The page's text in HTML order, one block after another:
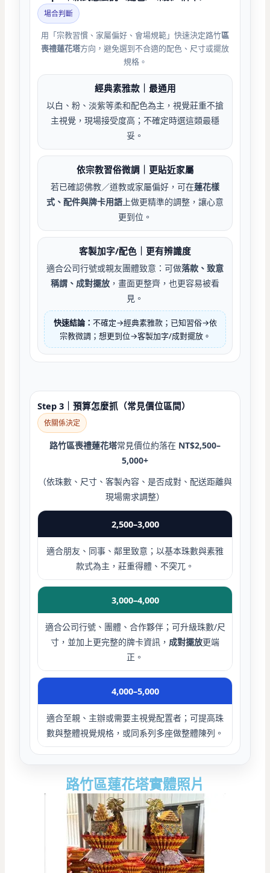
場合判斷
用「宗教習慣、家屬偏好、會場規範」快速決定路竹區
喪禮蓮花塔方向，避免選到不合適的配色、尺寸或擺放
規格。
經典素雅款｜最通用
以白、粉、淡紫等柔和配色為主，視覺莊重不搶
主視覺，現場接受度高；不確定時選這類最穩
妥。
依宗教習俗微調｜更貼近家屬
若已確認佛教／道教或家屬偏好，可在蓮花樣
式、配件與牌卡用語 上做更精準的調整，讓心意
更到位。
客製加字/配色｜更有辨識度
適合公司行號或親友團體致意：可做落款、致意
稱謂、成對擺放 ，畫面更整齊，也更容易被看
見。
快速結論： 不確定→經典素雅款；已知習俗→依
宗教微調；想更到位→客製加字/成對擺放。
Step 3｜預算怎麼抓（常見價位區間）
依關係決定
路竹區喪禮蓮花塔常見價位約落在 NT$2,500–
5,000+
（依珠數、尺寸、客製內容、是否成對、配送距離與
現場需求調整）
2,500–3,000
適合朋友、同事、鄰里致意；以基本珠數與素雅
款式為主，莊重得體、不突兀。
3,000–4,000
適合公司行號、團體、合作夥伴；可升級珠數/尺
寸，並加上更完整的牌卡資訊， 成對擺放更端
正。
4,000–5,000
適合至親、主辦或需要主視覺配置者；可提高珠
數與整體視覺規格，或同系列多座做整體陳列。
路竹區蓮花塔實體照片